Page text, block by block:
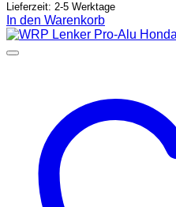
Lieferzeit: 2-5 Werktage
In den Warenkorb